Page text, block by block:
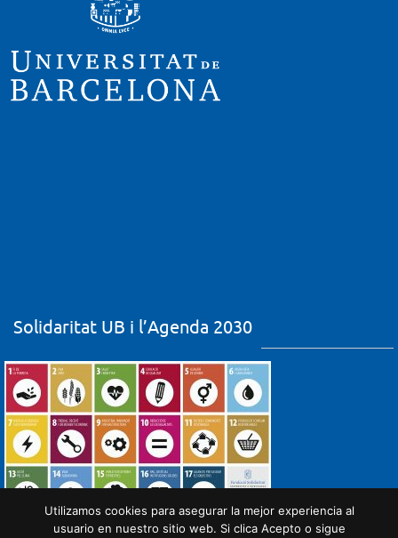
Solidaritat UB i l’Agenda 2030
Utilizamos cookies para asegurar la mejor experiencia al
usuario en nuestro sitio web. Si clica Acepto o sigue